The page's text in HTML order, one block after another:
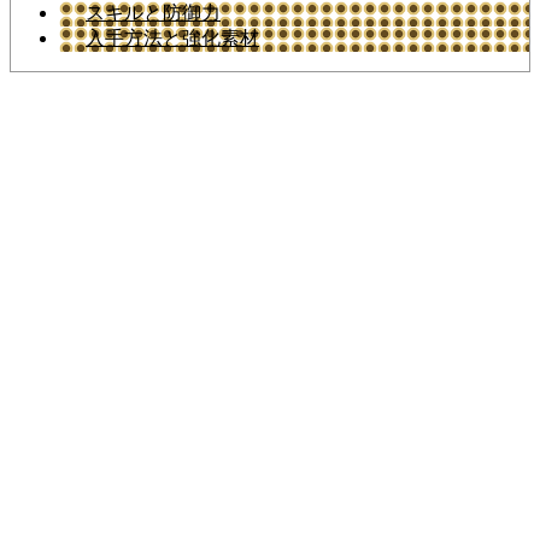
スキルと防御力
入手方法と強化素材